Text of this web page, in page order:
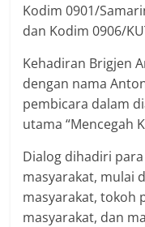
Kodim 0901/
dan Kodim 0906/
Kehadiran Brigjen
dengan nama
pembicara dalam
utama “Mencegah
Dialog dihadiri
masyarakat, mulai
masyarakat, tokoh
masyarakat, dan